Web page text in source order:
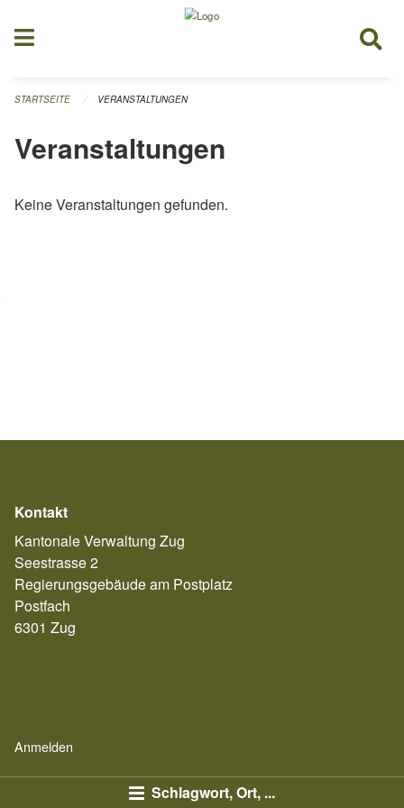
Schlagwort, Ort, ...
STARTSEITE VERANSTALTUNGEN
Veranstaltungen
Keine Veranstaltungen gefunden.
Kontakt
Kantonale Verwaltung Zug
Seestrasse 2
Regierungsgebäude am Postplatz
Postfach
6301 Zug
Anmelden